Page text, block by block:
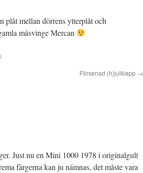
plåt mellan dörrens ytterplåt och
måsvinge Mercan
.
Försenad (h)julklapp →
Just nu en Mini 1000 1978 i originalgult
färgerna kan ju nämnas, det måste vara